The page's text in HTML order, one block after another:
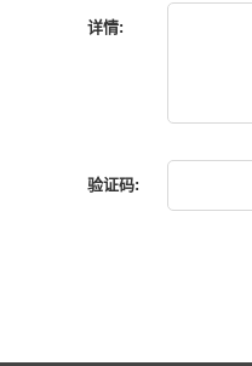
详情:
验证码: